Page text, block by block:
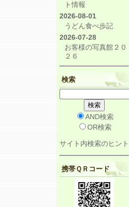
ト情報
2026-08-01
うどん食べ歩記
2026-07-28
お客様の写真館２０
２６
検索
AND検索
OR検索
サイト内検索のヒント
携帯ＱＲコード